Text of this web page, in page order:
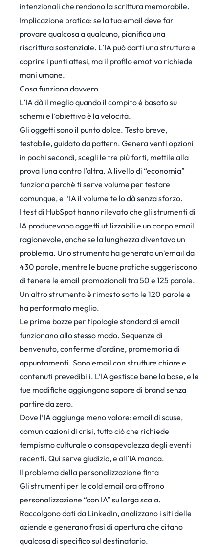
intenzionali che rendono la scrittura memorabile.
Implicazione pratica: se la tua email deve far
provare qualcosa a qualcuno, pianifica una
riscrittura sostanziale. L’IA può darti una struttura e
coprire i punti attesi, ma il profilo emotivo richiede
mani umane.
Cosa funziona davvero
L’IA dà il meglio quando il compito è basato su
schemi e l’obiettivo è la velocità.
Gli oggetti sono il punto dolce. Testo breve,
testabile, guidato da pattern. Genera venti opzioni
in pochi secondi, scegli le tre più forti, mettile alla
prova l’una contro l’altra. A livello di “economia”
funziona perché ti serve volume per testare
comunque, e l’IA il volume te lo dà senza sforzo.
I test di HubSpot hanno rilevato che gli strumenti di
IA producevano oggetti utilizzabili e un corpo email
ragionevole, anche se la lunghezza diventava un
problema. Uno strumento ha generato un’email da
430 parole, mentre le buone pratiche suggeriscono
di tenere le email promozionali tra 50 e 125 parole.
Un altro strumento è rimasto sotto le 120 parole e
ha performato meglio.
Le prime bozze per tipologie standard di email
funzionano allo stesso modo. Sequenze di
benvenuto, conferme d’ordine, promemoria di
appuntamenti. Sono email con strutture chiare e
contenuti prevedibili. L’IA gestisce bene la base, e le
tue modifiche aggiungono sapore di brand senza
partire da zero.
Dove l’IA aggiunge meno valore: email di scuse,
comunicazioni di crisi, tutto ciò che richiede
tempismo culturale o consapevolezza degli eventi
recenti. Qui serve giudizio, e all’IA manca.
Il problema della personalizzazione finta
Gli strumenti per le cold email ora offrono
personalizzazione “con IA” su larga scala.
Raccolgono dati da LinkedIn, analizzano i siti delle
aziende e generano frasi di apertura che citano
qualcosa di specifico sul destinatario.